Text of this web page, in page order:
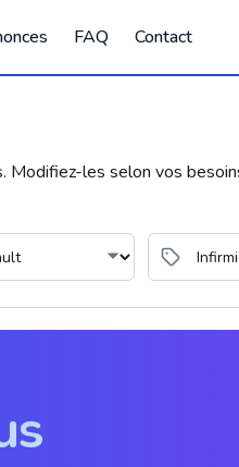
FAQ Contact
les selon vos